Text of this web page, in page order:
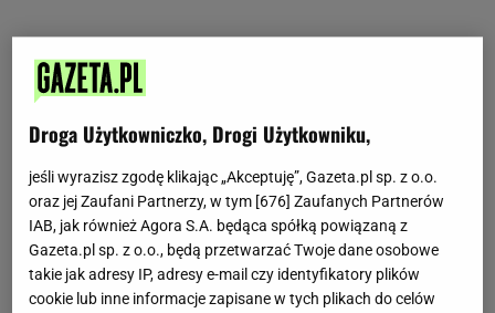
Droga Użytkowniczko, Drogi Użytkowniku,
jeśli wyrazisz zgodę klikając „Akceptuję”, Gazeta.pl sp. z o.o.
oraz jej Zaufani Partnerzy, w tym [676] Zaufanych Partnerów
IAB, jak również Agora S.A. będąca spółką powiązaną z
Gazeta.pl sp. z o.o., będą przetwarzać Twoje dane osobowe
takie jak adresy IP, adresy e-mail czy identyfikatory plików
cookie lub inne informacje zapisane w tych plikach do celów